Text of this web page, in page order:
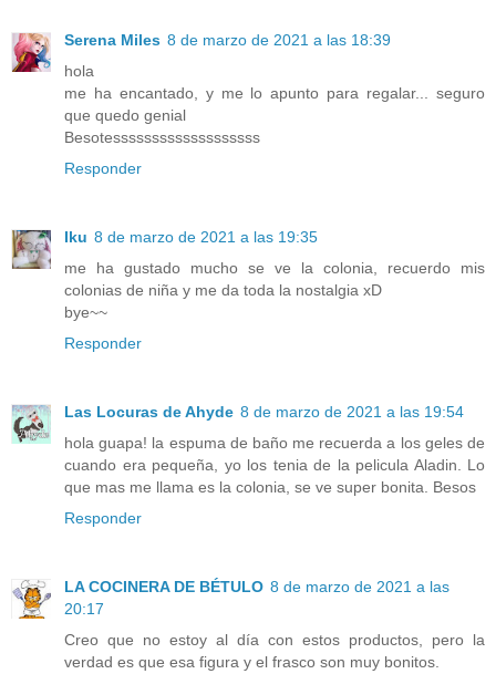
Serena Miles 8 de marzo de 2021 a las 18:39
hola
me ha encantado, y me lo apunto para regalar... seguro
que quedo genial
Besotesssssssssssssssssss
Responder
Iku 8 de marzo de 2021 a las 19:35
me ha gustado mucho se ve la colonia, recuerdo mis
colonias de niña y me da toda la nostalgia xD
bye~~
Responder
Las Locuras de Ahyde 8 de marzo de 2021 a las 19:54
hola guapa! la espuma de baño me recuerda a los geles de
cuando era pequeña, yo los tenia de la pelicula Aladin. Lo
que mas me llama es la colonia, se ve super bonita. Besos
Responder
LA COCINERA DE BÉTULO 8 de marzo de 2021 a las
20:17
Creo que no estoy al día con estos productos, pero la
verdad es que esa figura y el frasco son muy bonitos.